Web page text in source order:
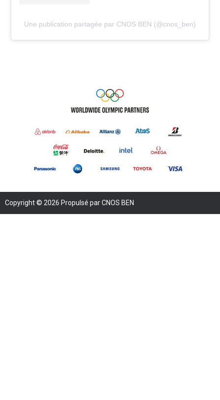
Une publication partagée par CNOS BEN (@cnos_ben)
Copyright © 2026 Propulsé par CNOS BEN